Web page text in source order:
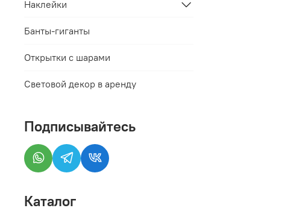
Наклейки
Банты-гиганты
Открытки с шарами
Световой декор в аренду
Подписывайтесь
Каталог